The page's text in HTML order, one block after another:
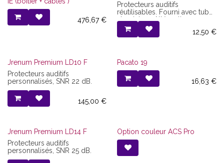
476,67€
Protecteurs auditifs
réutilisables. Fourni avec tube
aluminium. Atténuation
moyenne 19 dB.
12,50 €
Jrenum Premium LD10 F
Protecteurs auditifs
personnalisés, SNR 22 dB.
145,00 €
Pacato 19
16,63 €
Jrenum Premium LD14 F
Protecteurs auditifs
personnalisés, SNR 25 dB.
Option couleur ACS Pro